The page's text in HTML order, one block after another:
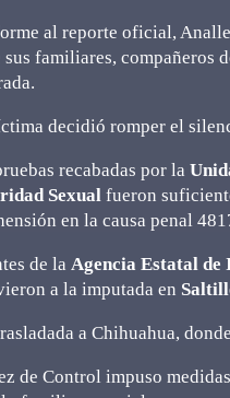
al reporte oficial,
sus familiares, compañeros
decidió romper el
recabadas por la
Sexual fueron
en la causa penal
de la Agencia Estatal
a la imputada en
a Chihuahua,
de Control impuso